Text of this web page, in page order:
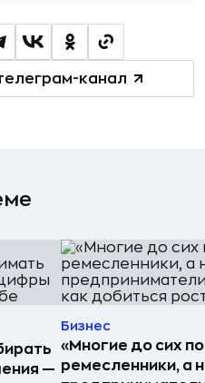
канал
—
Бизнес
«Многие до сих
ремесленники, а